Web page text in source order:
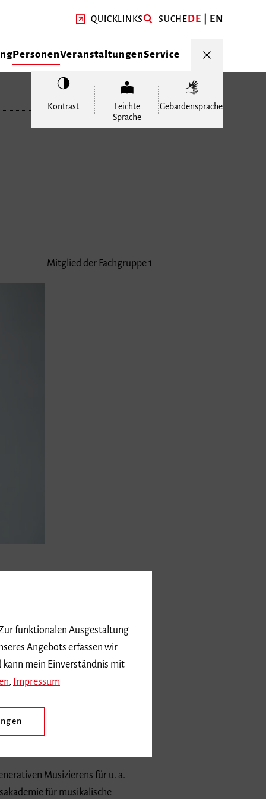
QUICKLINKS SUCHEDE EN
PersonenVeranstaltungenService
Kontrast
Leichte
Sprache
Gebärdensprache
Mitglied der Fachgruppe 1
Busch und Prof. Barbara
Jazzpiano, Zusatzfach Gitarre)
Musizierens für u. a.
für musikalische
funktionalen Ausgestaltung
Angebots erfassen wir
kann mein Einverständnis mit
, Impressum